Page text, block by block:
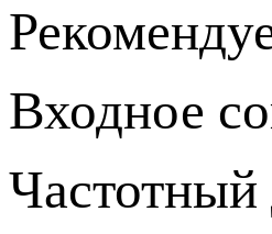
Входное